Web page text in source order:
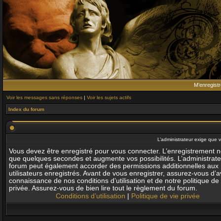
Voir les messages sans réponses | Voir les sujets actifs
Index du forum
L’administrateur exige que
Vous devez être enregistré pour vous connecter. L’enregistrement
que quelques secondes et augmente vos possibilités.
forum peut également accorder des permissions additionnelles aux
utilisateurs enregistrés. Avant de vous enregistrer, assurez-vous
connaissance de nos conditions d’utilisation et de notre politique de
privée. Assurez-vous de bien lire tout le règlement du forum.
Conditions d’utilisation
Politique de vie privée